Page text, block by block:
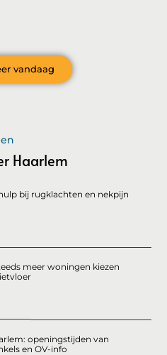
vandaag
Haarlem
bij rugklachten en nekpijn
meer woningen kiezen
openingstijden van
en OV-info